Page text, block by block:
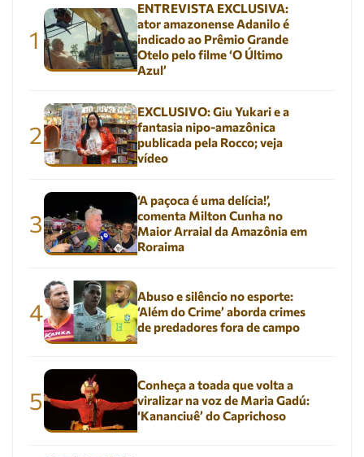
1
ENTREVISTA EXCLUSIVA:
ator amazonense Adanilo é
indicado ao Prêmio Grande
Otelo pelo filme ‘O Último
Azul’
2
EXCLUSIVO: Giu Yukari e a
fantasia nipo-amazônica
publicada pela Rocco; veja
vídeo
3
‘A paçoca é uma delícia!’,
comenta Milton Cunha no
Maior Arraial da Amazônia em
Roraima
4
Abuso e silêncio no esporte:
‘Além do Crime’ aborda crimes
de predadores fora de campo
5
Conheça a toada que volta a
viralizar na voz de Maria Gadú:
‘Kananciuê’ do Caprichoso